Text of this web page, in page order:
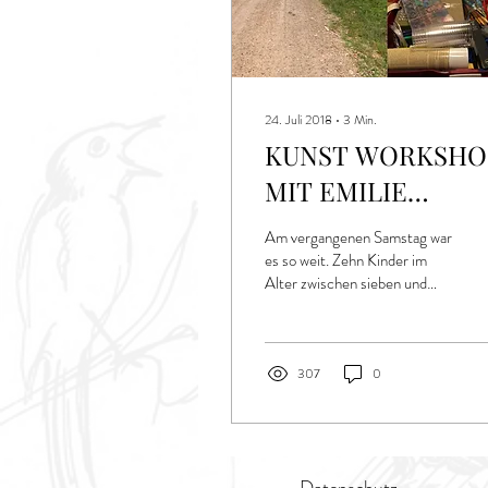
24. Juli 2018 ∙ 3 Min.
KUNST
MIT EMILIE
LAUWERS
Am vergangenen Samstag war
es so weit. Zehn Kinder im
Alter zwischen sieben und
307 0